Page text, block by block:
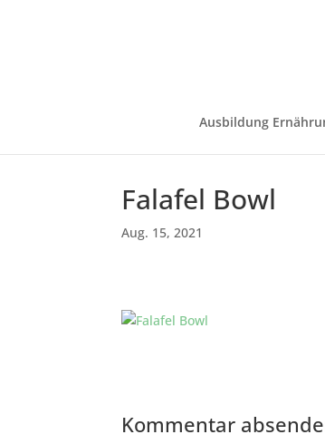
Ausbildung
Falafel Bowl
Aug. 15, 2021
Kommentar